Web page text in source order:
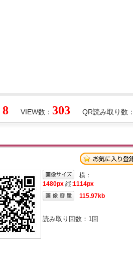
QR読み取り数：
VIEW数： 303
8
横：
1480px 縦:1114px
115.97kb
読み取り回数： 1回